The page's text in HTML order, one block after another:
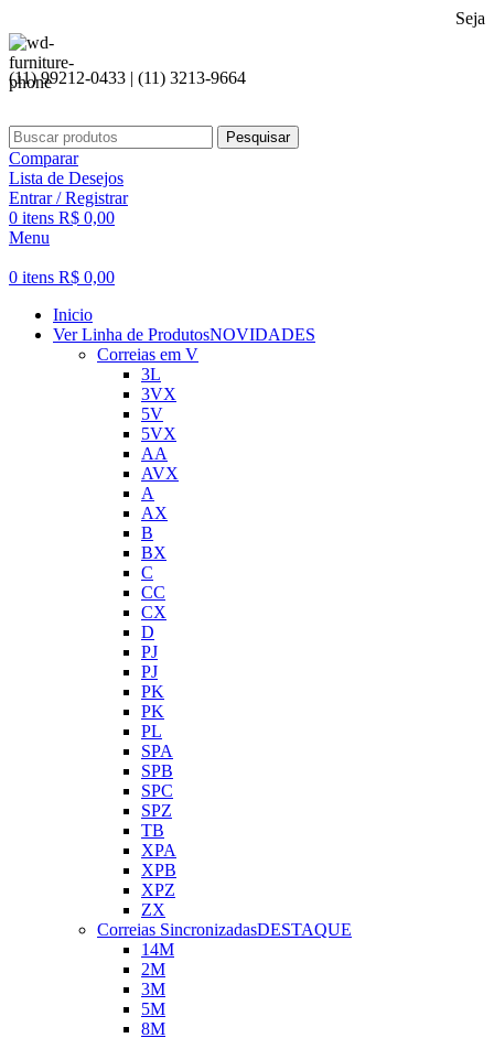
Seja bem
(11) 99212-0433 | (11) 3213-9664
Pesquisar
Comparar
Lista de Desejos
Entrar / Registrar
0 itens R$ 0,00
Menu
0 itens R$ 0,00
Inicio
Ver Linha de ProdutosNOVIDADES
Correias em V
3L
3VX
5V
5VX
AA
AVX
A
AX
B
BX
C
CC
CX
D
PJ
PJ
PK
PK
PL
SPA
SPB
SPC
SPZ
TB
XPA
XPB
XPZ
ZX
Correias SincronizadasDESTAQUE
14M
2M
3M
5M
8M